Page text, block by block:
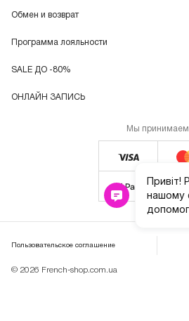
Обмен и возврат
Программа лояльности
SALE ДО -80%
ОНЛАЙН ЗАПИСЬ
Мы принимаем
© 2026 French-shop.com.ua
Пользовательское соглашение